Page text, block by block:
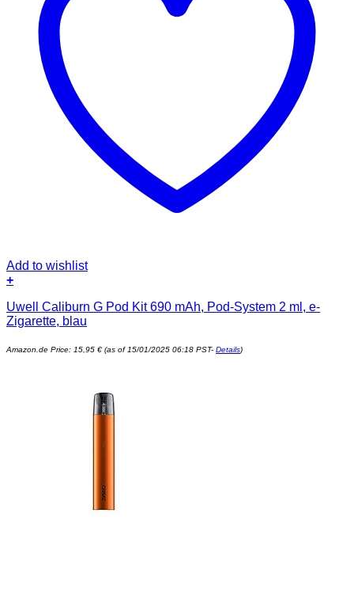
Add to wishlist
+
Uwell Caliburn G Pod Kit 690 mAh, Pod-System 2 ml, e-
Zigarette, blau
Amazon.de Price: 15,95 € (as of 15/01/2025 06:18 PST- Details)